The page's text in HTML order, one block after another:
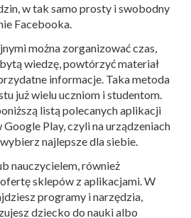
w tak samo prosty i swobodny
Facebooka.
można zorganizować czas,
wiedzę, powtórzyć materiał
informacje. Taka metoda
już wielu uczniom i studentom.
listą polecanych aplikacji
Play, czyli na urządzeniach
najlepsze dla siebie.
nauczycielem, również
sklepów z aplikacjami. W
programy i narzędzia,
dziecko do nauki albo